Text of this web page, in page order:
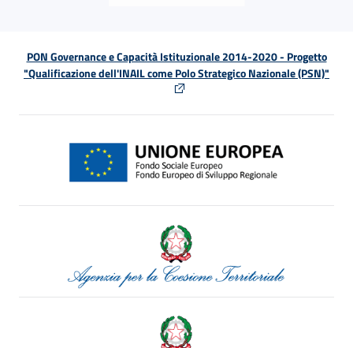
PON Governance e Capacità Istituzionale 2014-2020 - Progetto
"Qualificazione dell'INAIL come Polo Strategico Nazionale (PSN)"